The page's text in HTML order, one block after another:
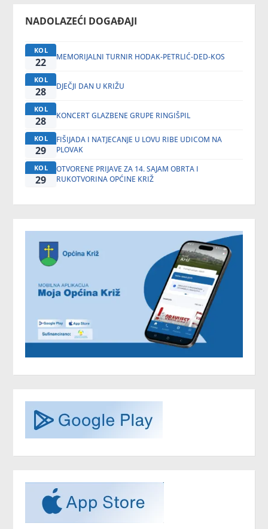
NADOLAZEĆI DOGAĐAJI
KOL
22 MEMORIJALNI TURNIR HODAK-PETRLIĆ-DED-KOS
KOL
28 DJEČJI DAN U KRIŽU
KOL
28 KONCERT GLAZBENE GRUPE RINGIŠPIL
KOL
29
FIŠIJADA I NATJECANJE U LOVU RIBE UDICOM NA
PLOVAK
KOL
29
OTVORENE PRIJAVE ZA 14. SAJAM OBRTA I
RUKOTVORINA OPĆINE KRIŽ